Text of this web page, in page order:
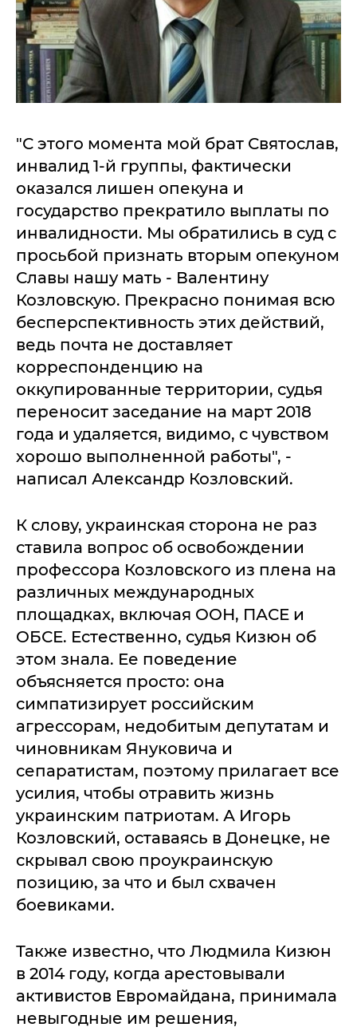
"С этого момента мой брат Святослав,
инвалид 1-й группы, фактически
оказался лишен опекуна и
государство прекратило выплаты по
инвалидности. Мы обратились в суд с
просьбой признать вторым опекуном
Славы нашу мать - Валентину
Козловскую. Прекрасно понимая всю
бесперспективность этих действий,
ведь почта не доставляет
корреспонденцию на
оккупированные территории, судья
переносит заседание на март 2018
года и удаляется, видимо, с чувством
хорошо выполненной работы", -
написал Александр Козловский.
К слову, украинская сторона не раз
ставила вопрос об освобождении
профессора Козловского из плена на
различных международных
площадках, включая ООН, ПАСЕ и
ОБСЕ. Естественно, судья Кизюн об
этом знала. Ее поведение
объясняется просто: она
симпатизирует российским
агрессорам, недобитым депутатам и
чиновникам Януковича и
сепаратистам, поэтому прилагает все
усилия, чтобы отравить жизнь
украинским патриотам. А Игорь
Козловский, оставаясь в Донецке, не
скрывал свою проукраинскую
позицию, за что и был схвачен
боевиками.
Также известно, что Людмила Кизюн
в 2014 году, когда арестовывали
активистов Евромайдана, принимала
невыгодные им решения,